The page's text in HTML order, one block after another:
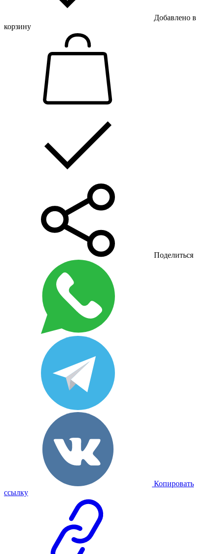
Добавлено в
корзину
Поделиться
Копировать
ссылку